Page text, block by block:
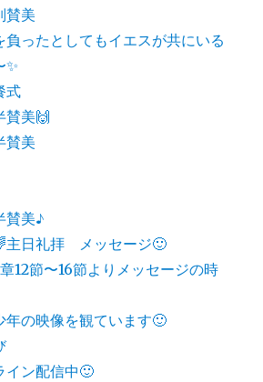
美
負ったとしてもイエスが共にいる
✨
式
美🙌
美
美♪
主日礼拝 メッセージ🙂
12節〜16節よりメッセージの時
年の映像を観ています🙂
イン配信中🙂